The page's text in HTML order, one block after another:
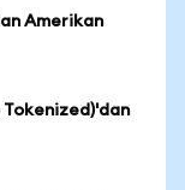
Amerikan